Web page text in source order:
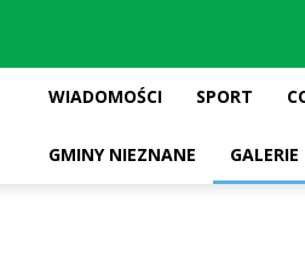
WIADOMOŚCI SPORT
GMINY NIEZNANE GALERIE